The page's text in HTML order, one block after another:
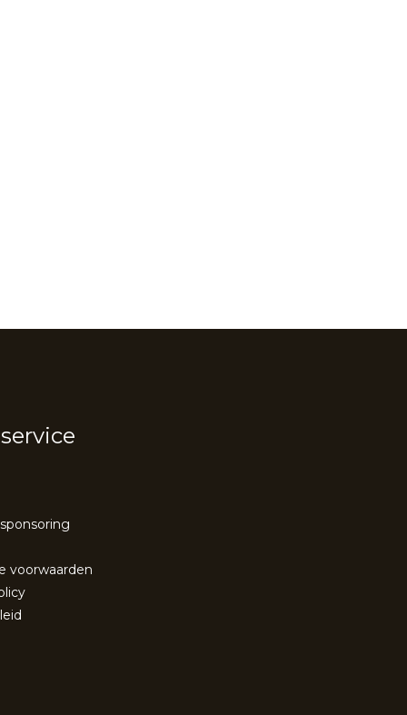
voorwaarden